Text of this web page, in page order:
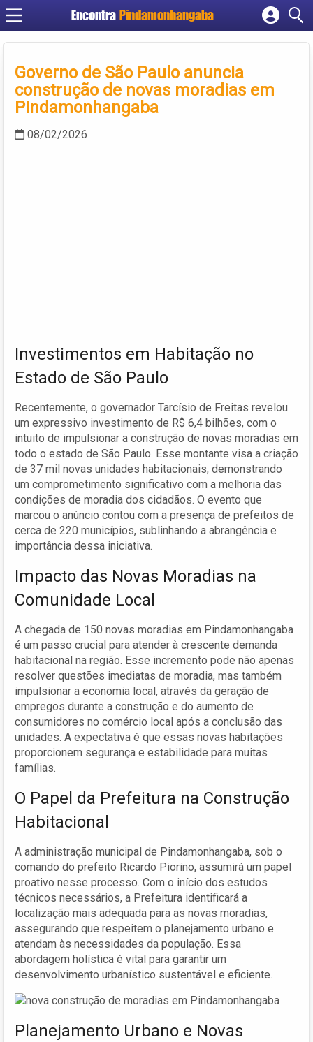
Encontra Pindamonhangaba
Cadastrar empresa
Criar conta
Governo de São Paulo anuncia
construção de novas moradias em
Pindamonhangaba
08/02/2026
Investimentos em Habitação no
Estado de São Paulo
Recentemente, o governador Tarcísio de Freitas revelou
um expressivo investimento de R$ 6,4 bilhões, com o
intuito de impulsionar a construção de novas moradias em
todo o estado de São Paulo. Esse montante visa a criação
de 37 mil novas unidades habitacionais, demonstrando
um comprometimento significativo com a melhoria das
condições de moradia dos cidadãos. O evento que
marcou o anúncio contou com a presença de prefeitos de
cerca de 220 municípios, sublinhando a abrangência e
importância dessa iniciativa.
Impacto das Novas Moradias na
Comunidade Local
A chegada de 150 novas moradias em Pindamonhangaba
é um passo crucial para atender à crescente demanda
habitacional na região. Esse incremento pode não apenas
resolver questões imediatas de moradia, mas também
impulsionar a economia local, através da geração de
empregos durante a construção e do aumento de
consumidores no comércio local após a conclusão das
unidades. A expectativa é que essas novas habitações
proporcionem segurança e estabilidade para muitas
famílias.
O Papel da Prefeitura na Construção
Habitacional
A administração municipal de Pindamonhangaba, sob o
comando do prefeito Ricardo Piorino, assumirá um papel
proativo nesse processo. Com o início dos estudos
técnicos necessários, a Prefeitura identificará a
localização mais adequada para as novas moradias,
assegurando que respeitem o planejamento urbano e
atendam às necessidades da população. Essa
abordagem holística é vital para garantir um
desenvolvimento urbanístico sustentável e eficiente.
Planejamento Urbano e Novas